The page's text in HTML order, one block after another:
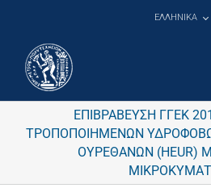
ΕΛΛΗΝΙΚΑ
ΕΠΙΒΡΑΒΕΥΣΗ ΓΓΕK
ΤΡΟΠΟΠΟΙΗΜΕΝΩΝ
ΟΥΡΕΘΑΝΩΝ (HEUR)